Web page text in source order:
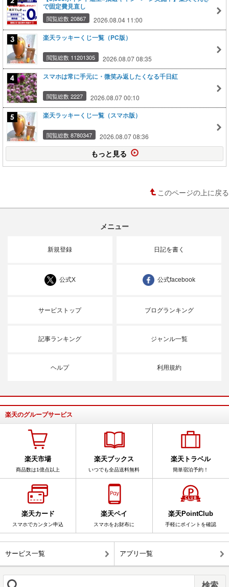
で固定費見直し
閲覧総数 20867 2026.08.04 11:00
楽天ラッキーくじ一覧（PC版）
閲覧総数 11201305 2026.08.07 08:35
スマホは常に手元に・微笑み返したくなる千日紅
閲覧総数 2227 2026.08.07 00:10
楽天ラッキーくじ一覧（スマホ版）
閲覧総数 8780347 2026.08.07 08:36
もっと見る
このページの上に戻る
メニュー
新規登録 日記を書く
公式X 公式facebook
サービストップ ブログランキング
記事ランキング ジャンル一覧
ヘルプ 利用規約
楽天のグループサービス
楽天市場
商品数は1億点以上
楽天ブックス
いつでも全品送料無料
楽天トラベル
簡単宿泊予約！
楽天カード
スマホでカンタン申込
楽天ペイ
スマホをお財布に
楽天PointClub
手軽にポイントを確認
サービス一覧 アプリ一覧